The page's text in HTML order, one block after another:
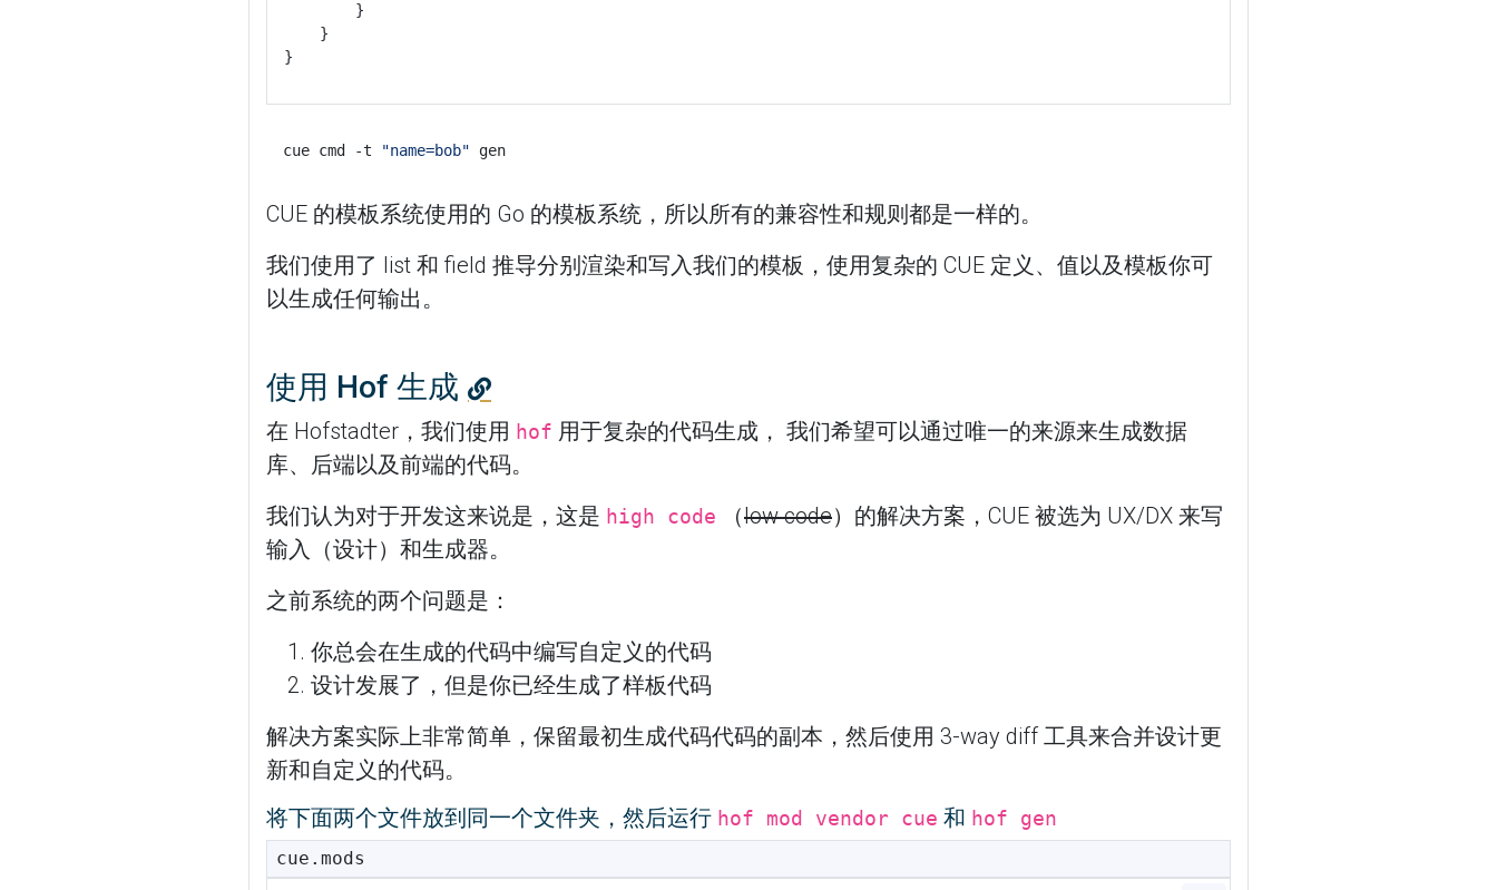
		}
	}
}
cue cmd -t "name=bob"
CUE 的模板系统使用的 Go 的模板系统，所以所有的兼容性和规则都是一样的。
我们使用了 list 和 field 推导分别渲染和写入我们的模板，使用复杂的 CUE 定义、值以及模板你可
以生成任何输出。
使用 Hof 生成
在 Hofstadter，我们使用 hof 用于复杂的代码生成， 我们希望可以通过唯一的来源来生成数据
库、后端以及前端的代码。
我们认为对于开发这来说是，这是 high code （low code）的解决方案，CUE 被选为 UX/DX 来写
输入（设计）和生成器。
之前系统的两个问题是：
你总会在生成的代码中编写自定义的代码
设计发展了，但是你已经生成了样板代码
解决方案实际上非常简单，保留最初生成代码代码的副本，然后使用 3-way diff 工具来合并设计更
新和自定义的代码。
将下面两个文件放到同一个文件夹，然后运行 hof mod vendor cue 和 hof gen
cue.mods